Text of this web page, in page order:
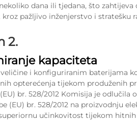
dana ili tjedana, što zahtijeva
pažljivo inženjerstvo i stratešku
2.
kapaciteta
i konfiguriranim baterijama
opterećenja tijekom produženih
br. 528/2012 Komisija je odlučila
(EU) br. 528/2012 na proizvodnju
učinkovitost tijekom hitnih